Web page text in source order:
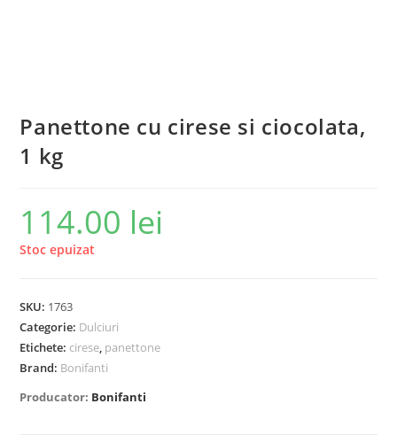
Panettone cu cirese si ciocolata,
1 kg
114.00 lei
Stoc epuizat
SKU: 1763
Categorie: Dulciuri
Etichete: cirese, panettone
Brand: Bonifanti
Producator: Bonifanti